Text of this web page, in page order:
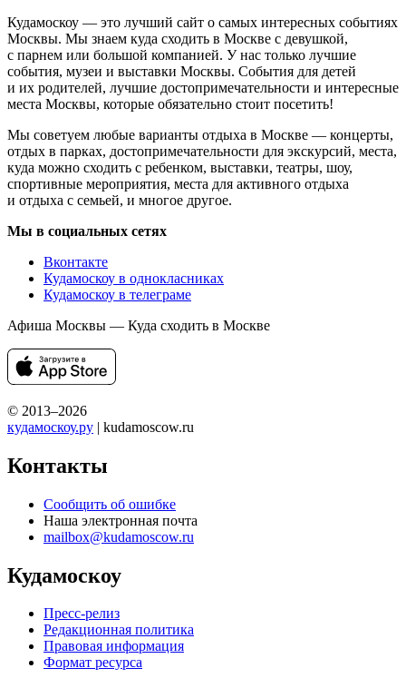
Кудамоскоу — это лучший сайт о самых интересных событиях
Москвы. Мы знаем куда сходить в Москве с девушкой,
с парнем или большой компанией. У нас только лучшие
события, музеи и выставки Москвы. События для детей
и их родителей, лучшие достопримечательности и интересные
места Москвы, которые обязательно стоит посетить!
Мы советуем любые варианты отдыха в Москве — концерты,
отдых в парках, достопримечательности для экскурсий, места,
куда можно сходить с ребенком, выставки, театры, шоу,
спортивные мероприятия, места для активного отдыха
и отдыха с семьей, и многое другое.
Мы в социальных сетях
Вконтакте
Кудамоскоу в однокласниках
Кудамоскоу в телеграме
Афиша Москвы — Куда сходить в Москве
© 2013–2026
кудамоскоу.ру | kudamoscow.ru
Контакты
Сообщить об ошибке
Наша электронная почта
mailbox@kudamoscow.ru
Кудамоскоу
Пресс-релиз
Редакционная политика
Правовая информация
Формат ресурса